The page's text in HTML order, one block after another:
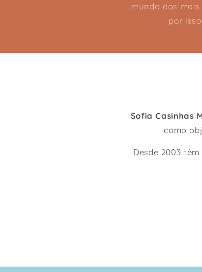
mundo dos
por
Sofia Casinhas
como
Desde 2003